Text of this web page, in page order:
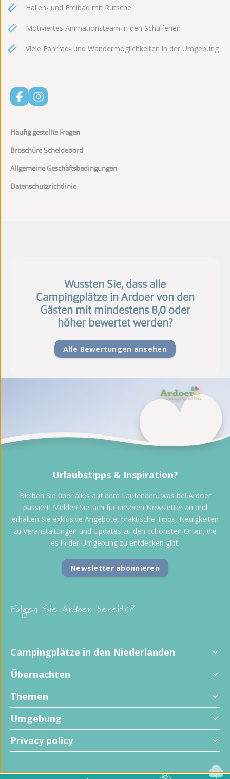
Hallen- und Freibad mit Rutsche
Motiviertes Animationsteam in den Schulferien
Viele Fahrrad- und Wandermöglichkeiten in der Umgebung
Häufig gestellte Fragen
Broschüre Scheldeoord
Allgemeine Geschäftsbedingungen
Datenschutzrichtlinie
Wussten Sie, dass alle
Campingplätze in Ardoer von den
Gästen mit mindestens 8,0 oder
höher bewertet werden?
Alle Bewertungen ansehen
Folgen Sie Ardoer bereits?
Campingplätze in den Niederlanden
Übernachten
Themen
Umgebung
Privacy policy
Urlaubstipps & Inspiration?
Bleiben Sie über alles auf dem Laufenden, was bei Ardoer
passiert! Melden Sie sich für unseren Newsletter an und
erhalten Sie exklusive Angebote, praktische Tipps, Neuigkeiten
zu Veranstaltungen und Updates zu den schönsten Orten, die
es in der Umgebung zu entdecken gibt.
Newsletter abonnieren